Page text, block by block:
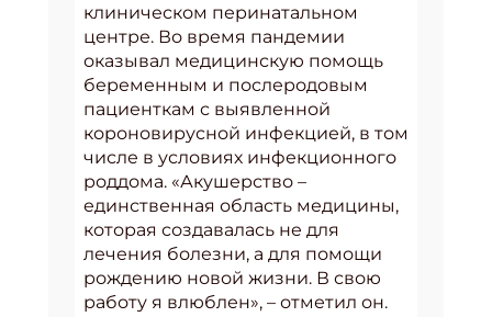
клиническом перинатальном
центре. Во время пандемии
оказывал медицинскую помощь
беременным и послеродовым
пациенткам с выявленной
короновирусной инфекцией, в том
числе в условиях инфекционного
роддома. «Акушерство –
единственная область медицины,
которая создавалась не для
лечения болезни, а для помощи
рождению новой жизни. В свою
работу я влюблен», – отметил он.